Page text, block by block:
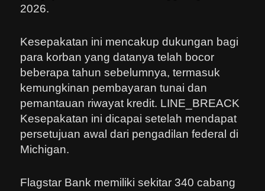
2026.
Kesepakatan ini mencakup dukungan bagi
para korban yang datanya telah bocor
beberapa tahun sebelumnya, termasuk
kemungkinan pembayaran tunai dan
pemantauan riwayat kredit. LINE_BREACK
Kesepakatan ini dicapai setelah mendapat
persetujuan awal dari pengadilan federal di
Michigan.
Flagstar Bank memiliki sekitar 340 cabang